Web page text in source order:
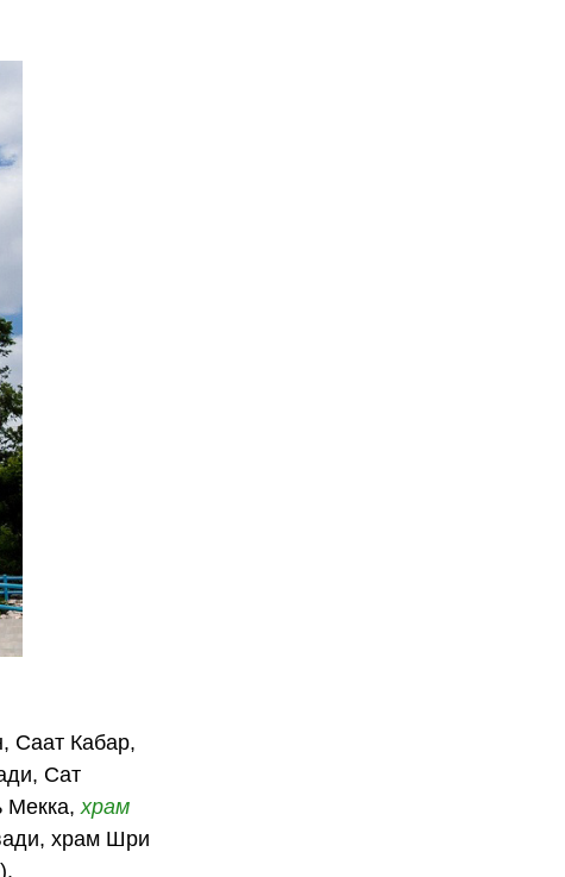
Саат Кабар,
Сат
Мекка,храм
храм Шри
).